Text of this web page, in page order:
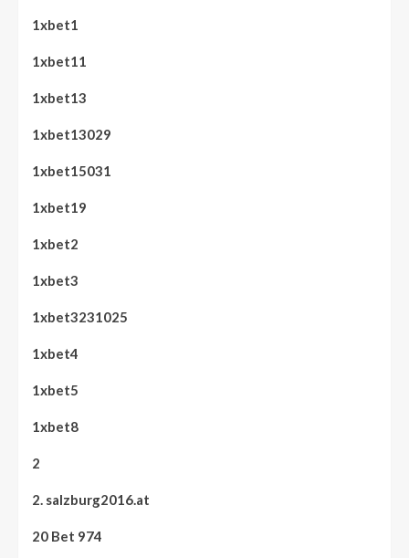
1xbet1
1xbet11
1xbet13
1xbet13029
1xbet15031
1xbet19
1xbet2
1xbet3
1xbet3231025
1xbet4
1xbet5
1xbet8
2
2. salzburg2016.at
20 Bet 974